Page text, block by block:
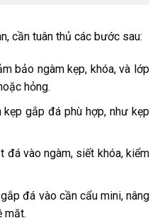
cần tuân thủ các bước sau:
bảo ngàm kẹp, khóa, và lớp
hỏng.
gắp đá phù hợp, như kẹp
đá vào ngàm, siết khóa, kiểm
đá vào cần cẩu mini, nâng
mặt.